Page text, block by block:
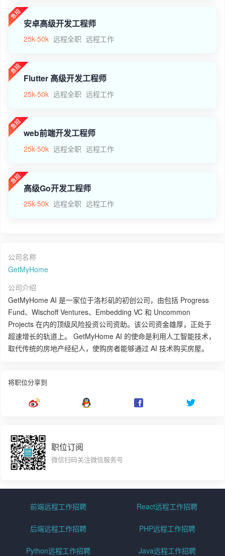
安卓高级开发工程师
25k-50k 远程全职 远程工作
Flutter 高级开发工程师
25k-50k 远程全职 远程工作
web前端开发工程师
25k-50k 远程全职 远程工作
高级Go开发工程师
25k-50k 远程全职 远程工作
公司名称
GetMyHome
公司介绍
GetMyHome AI 是一家位于洛杉矶的初创公司，由包括 Progress
Fund、Wischoff Ventures、Embedding VC 和 Uncommon
Projects 在内的顶级风险投资公司资助。该公司资金雄厚，正处于
超速增长的轨道上。 GetMyHome AI 的使命是利用人工智能技术，
取代传统的房地产经纪人，使购房者能够通过 AI 技术购买房屋。
将职位分享到
职位订阅
微信扫码关注微信服务号
前端远程工作招聘 React远程工作招聘
后端远程工作招聘 PHP远程工作招聘
Python远程工作招聘 Java远程工作招聘